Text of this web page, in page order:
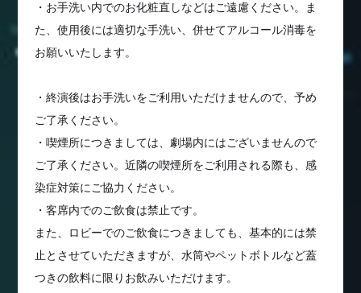
・お手洗い内でのお化粧直しなどはご遠慮ください。ま
た、使用後には適切な手洗い、併せてアルコール消毒を
お願いいたします。
・終演後はお手洗いをご利用いただけませんので、予め
ご了承ください。
・喫煙所につきましては、劇場内にはございませんので
ご了承ください。近隣の喫煙所をご利用される際も、感
染症対策にご協力ください。
・客席内でのご飲食は禁止です。
また、ロビーでのご飲食につきましても、基本的には禁
止とさせていただきますが、水筒やペットボトルなど蓋
つきの飲料に限りお飲みいただけます。